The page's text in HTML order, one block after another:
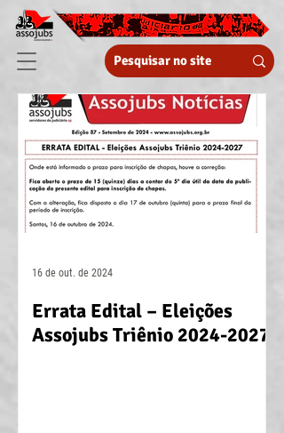
Errata Edital – Eleições
Assojubs Triênio 2024-2027
16 de out. de 2024